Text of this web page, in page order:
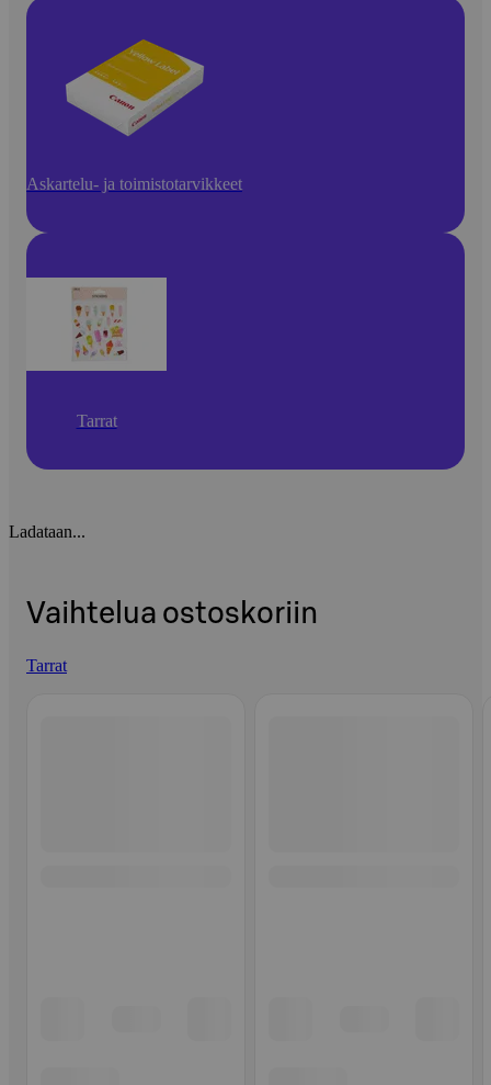
Askartelu- ja toimistotarvikkeet
Tarrat
Ladataan...
Vaihtelua ostoskoriin
Tarrat